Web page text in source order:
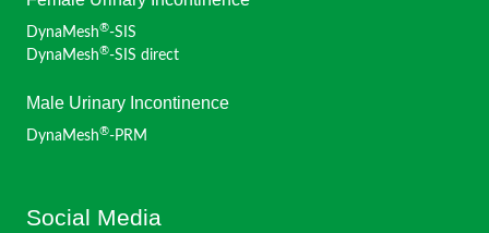
DynaMesh®-SIS
DynaMesh®-SIS direct
Male Urinary Incontinence
DynaMesh®-PRM
Social Media